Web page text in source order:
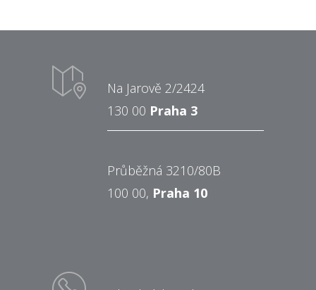
Na Jarově 2/2424
130 00 Praha 3
Průběžná 3210/80B
100 00, Praha 10